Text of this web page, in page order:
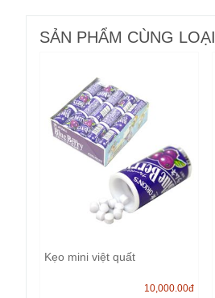
SẢN PHẨM CÙNG LOẠI
Kẹo mini việt quất
10,000.00đ